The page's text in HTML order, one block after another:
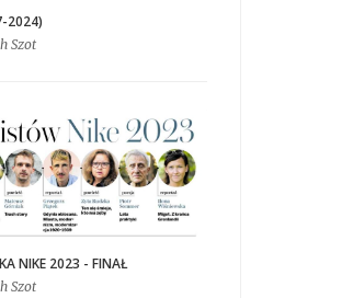
2024)
Szot
NIKE 2023 - FINAŁ
Szot